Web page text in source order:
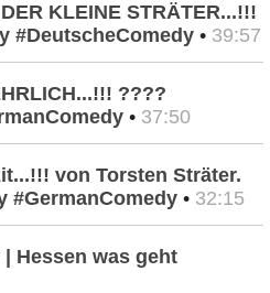
KLEINE STRÄTER...!!!
#DeutscheComedy • 39:57
????
• 37:50
von Torsten Sträter.
#GermanComedy • 32:15
Hessen was geht